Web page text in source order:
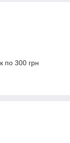
по 300 грн